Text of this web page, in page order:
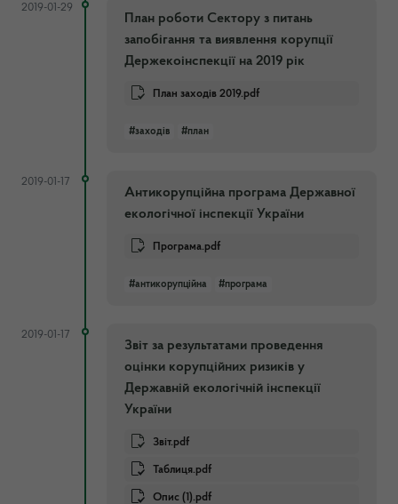
2019-01-29
План роботи Сектору з питань
запобігання та виявлення корупції
Держекоінспекції на 2019 рік
План заходів 2019.pdf
#заходів #план
2019-01-17
Антикорупційна програма Державної
екологічної інспекції України
Програма.pdf
#антикорупційна #програма
2019-01-17
Звіт за результатами проведення
оцінки корупційних ризиків у
Державній екологічній інспекції
України
Звіт.pdf
Таблиця.pdf
Опис (1).pdf